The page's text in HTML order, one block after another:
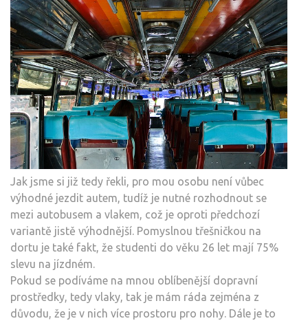
Jak jsme si již tedy řekli, pro mou osobu není vůbec
výhodné jezdit autem, tudíž je nutné rozhodnout se
mezi autobusem a vlakem, což je oproti předchozí
variantě jistě výhodnější. Pomyslnou třešničkou na
dortu je také fakt, že studenti do věku 26 let mají 75%
slevu na jízdném.
Pokud se podíváme na mnou oblíbenější dopravní
prostředky, tedy vlaky, tak je mám ráda zejména z
důvodu, že je v nich více prostoru pro nohy. Dále je to